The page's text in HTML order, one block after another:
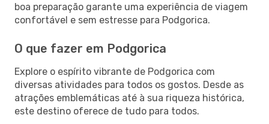
boa preparação garante uma experiência de viagem
confortável e sem estresse para Podgorica.
O que fazer em Podgorica
Explore o espírito vibrante de Podgorica com
diversas atividades para todos os gostos. Desde as
atrações emblemáticas até à sua riqueza histórica,
este destino oferece de tudo para todos.